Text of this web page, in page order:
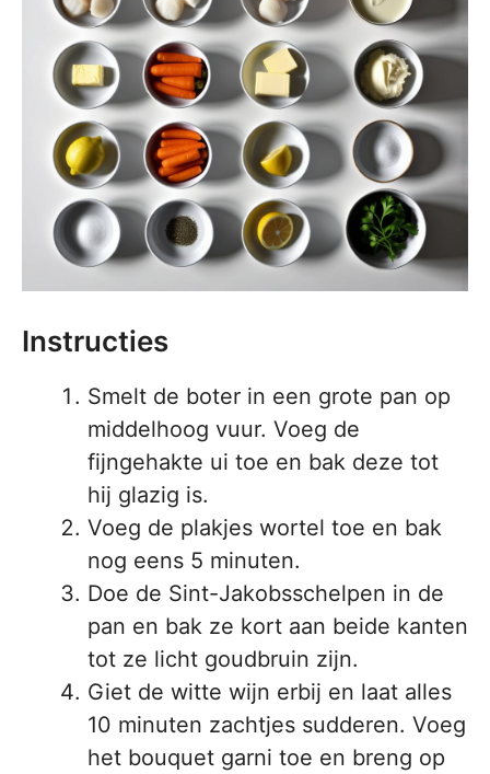
Instructies
Smelt de boter in een grote pan op
middelhoog vuur. Voeg de
fijngehakte ui toe en bak deze tot
hij glazig is.
Voeg de plakjes wortel toe en bak
nog eens 5 minuten.
Doe de Sint-Jakobsschelpen in de
pan en bak ze kort aan beide kanten
tot ze licht goudbruin zijn.
Giet de witte wijn erbij en laat alles
10 minuten zachtjes sudderen. Voeg
het bouquet garni toe en breng op